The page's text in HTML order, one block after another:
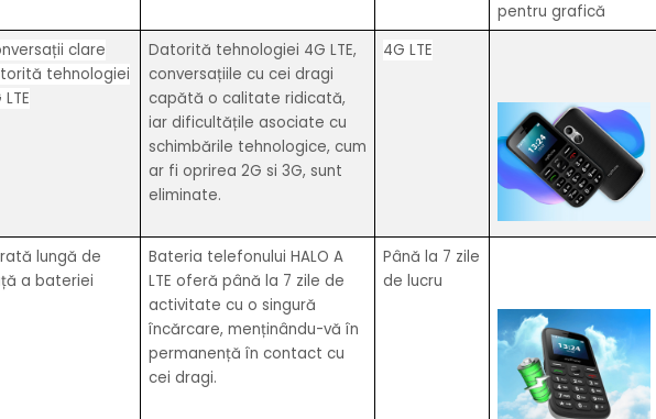
pentru grafică
clare
tehnologiei
Datorită tehnologiei 4G LTE,
conversațiile cu cei dragi
capătă o calitate ridicată,
iar dificultățile asociate cu
schimbările tehnologice, cum
ar fi oprirea 2G si 3G, sunt
eliminate.
4G LTE
lungă de
a bateriei
Bateria telefonului HALO A
LTE oferă până la 7 zile de
activitate cu o singură
încărcare, menținându-vă în
permanență în contact cu
cei dragi.
Până la 7 zile
de lucru